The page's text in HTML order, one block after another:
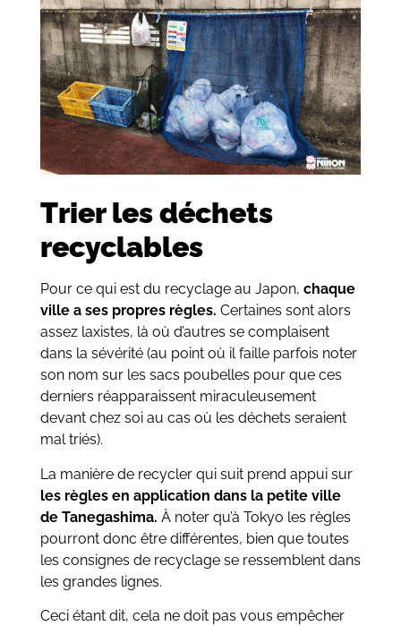
Trier les déchets
recyclables
Pour ce qui est du recyclage au Japon, chaque
ville a ses propres règles. Certaines sont alors
assez laxistes, là où d’autres se complaisent
dans la sévérité (au point où il faille parfois noter
son nom sur les sacs poubelles pour que ces
derniers réapparaissent miraculeusement
devant chez soi au cas où les déchets seraient
mal triés).
La manière de recycler qui suit prend appui sur
les règles en application dans la petite ville
de Tanegashima. À noter qu’à Tokyo les règles
pourront donc être différentes, bien que toutes
les consignes de recyclage se ressemblent dans
les grandes lignes.
Ceci étant dit, cela ne doit pas vous empêcher